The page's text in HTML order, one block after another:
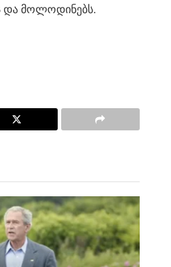
და მოლოდინებს.